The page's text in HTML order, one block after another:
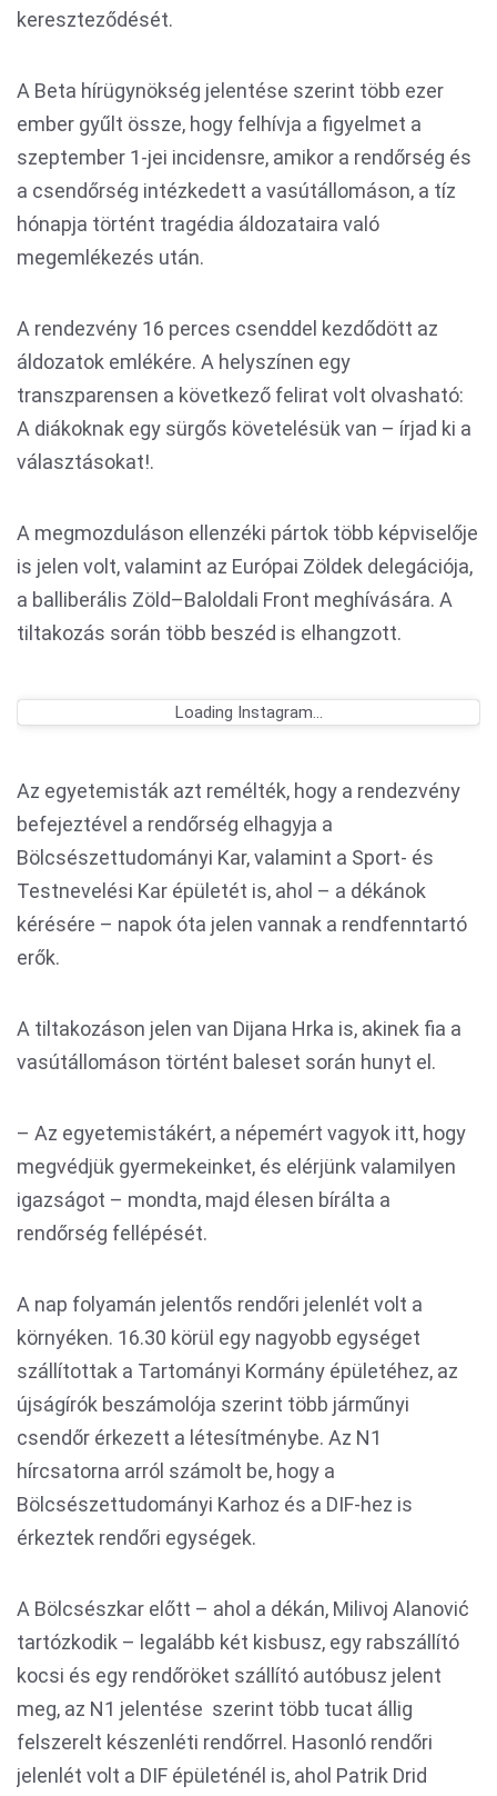
kereszteződését.
A Beta hírügynökség jelentése szerint több ezer
ember gyűlt össze, hogy felhívja a figyelmet a
szeptember 1-jei incidensre, amikor a rendőrség és
a csendőrség intézkedett a vasútállomáson, a tíz
hónapja történt tragédia áldozataira való
megemlékezés után.
A rendezvény 16 perces csenddel kezdődött az
áldozatok emlékére. A helyszínen egy
transzparensen a következő felirat volt olvasható:
A diákoknak egy sürgős követelésük van – írjad ki a
választásokat!.
A megmozduláson ellenzéki pártok több képviselője
is jelen volt, valamint az Európai Zöldek delegációja,
a balliberális Zöld–Baloldali Front meghívására. A
tiltakozás során több beszéd is elhangzott.
Loading Instagram...
Az egyetemisták azt remélték, hogy a rendezvény
befejeztével a rendőrség elhagyja a
Bölcsészettudományi Kar, valamint a Sport- és
Testnevelési Kar épületét is, ahol – a dékánok
kérésére – napok óta jelen vannak a rendfenntartó
erők.
A tiltakozáson jelen van Dijana Hrka is, akinek fia a
vasútállomáson történt baleset során hunyt el.
– Az egyetemistákért, a népemért vagyok itt, hogy
megvédjük gyermekeinket, és elérjünk valamilyen
igazságot – mondta, majd élesen bírálta a
rendőrség fellépését.
A nap folyamán jelentős rendőri jelenlét volt a
környéken. 16.30 körül egy nagyobb egységet
szállítottak a Tartományi Kormány épületéhez, az
újságírók beszámolója szerint több járműnyi
csendőr érkezett a létesítménybe. Az N1
hírcsatorna arról számolt be, hogy a
Bölcsészettudományi Karhoz és a DIF-hez is
érkeztek rendőri egységek.
A Bölcsészkar előtt – ahol a dékán, Milivoj Alanović
tartózkodik – legalább két kisbusz, egy rabszállító
kocsi és egy rendőröket szállító autóbusz jelent
meg, az N1 jelentése szerint több tucat állig
felszerelt készenléti rendőrrel. Hasonló rendőri
jelenlét volt a DIF épületénél is, ahol Patrik Drid